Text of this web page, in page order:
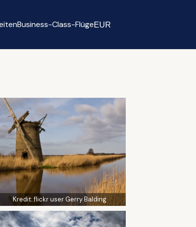
Business-Class-FlügeEUR
Kredit:flickr user Gerry Balding